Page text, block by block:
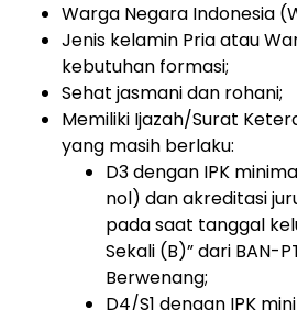
Warga Negara Indonesia
Jenis kelamin Pria atau
kebutuhan formasi;
Sehat jasmani dan rohani;
Memiliki Ijazah/Surat
yang masih berlaku:
D3 dengan IPK
nol) dan akreditasi
pada saat tanggal
Sekali (B)” dari BAN-
Berwenang;
D4/S1 dengan IPK